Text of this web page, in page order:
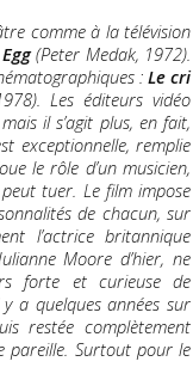
comme à la télévision
(Peter Medak, 1972).
: Le cri
Les éditeurs vidéo
il s’agit plus, en fait,
exceptionnelle, remplie
le rôle d’un musicien,
tuer. Le film impose
de chacun, sur
l’actrice britannique
Moore d’hier, ne
forte et curieuse de
y a quelques années sur
restée complètement
pareille. Surtout pour le